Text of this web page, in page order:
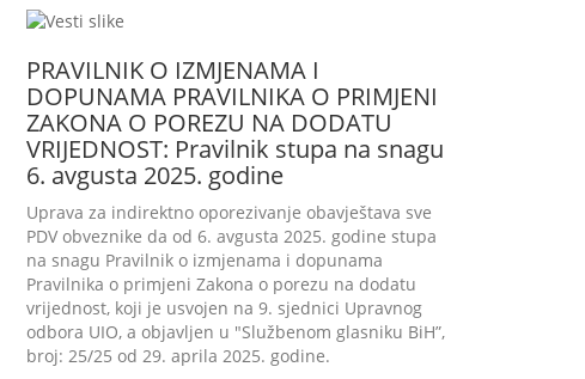
PRAVILNIK O IZMJENAMA I
DOPUNAMA PRAVILNIKA O PRIMJENI
ZAKONA O POREZU NA DODATU
VRIJEDNOST: Pravilnik stupa na snagu
6. avgusta 2025. godine
Uprava za indirektno oporezivanje obavještava sve
PDV obveznike da od 6. avgusta 2025. godine stupa
na snagu Pravilnik o izmjenama i dopunama
Pravilnika o primjeni Zakona o porezu na dodatu
vrijednost, koji je usvojen na 9. sjednici Upravnog
odbora UIO, a objavljen u "Službenom glasniku BiH”,
broj: 25/25 od 29. aprila 2025. godine.